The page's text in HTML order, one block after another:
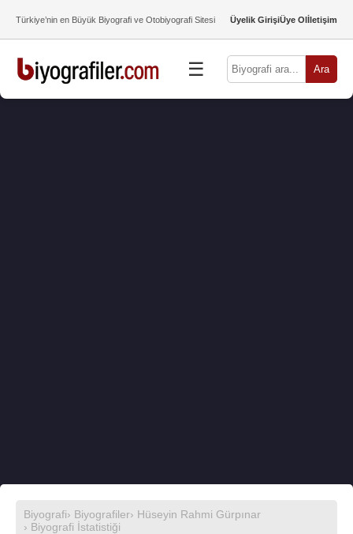
Türkiye’nin en Büyük Biyografi ve Otobiyografi Sitesi Üyelik GirişiÜye Olİletişim
☰ Ara
Biyografi› Biyografiler› Hüseyin Rahmi Gürpınar
› Biyografi İstatistiği